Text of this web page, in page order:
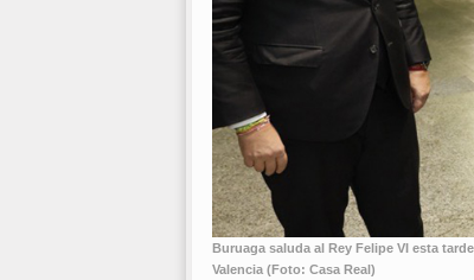
Buruaga saluda al Rey Felipe VI esta
Valencia (Foto: Casa Real)